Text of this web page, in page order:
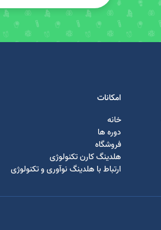
امکانات
خانه
دوره ها
فروشگاه
هلدینگ کارن تکنولوژی
ارتباط با هلدینگ نوآوری و تکنولوژی